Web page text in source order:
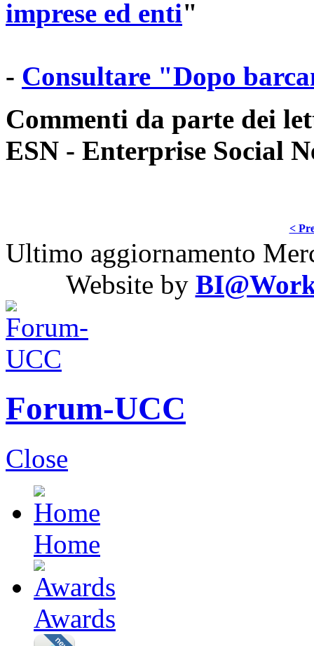
imprese ed enti"
- Consultare "Dopo
Commenti da parte dei
ESN - Enterprise Social
<
Ultimo aggiornamento
Website by
Forum-UCC
Close
Home
Awards